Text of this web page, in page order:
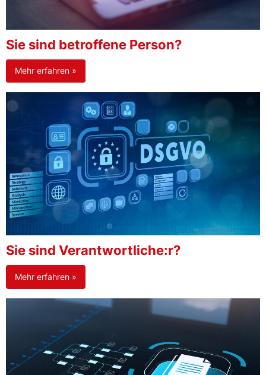
Sie sind betroffene Person?
Mehr erfahren »
Sie sind Verantwortliche:r?
Mehr erfahren »